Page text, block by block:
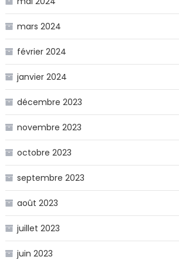
mars 2024
février 2024
janvier 2024
décembre 2023
novembre 2023
octobre 2023
septembre 2023
août 2023
juillet 2023
juin 2023